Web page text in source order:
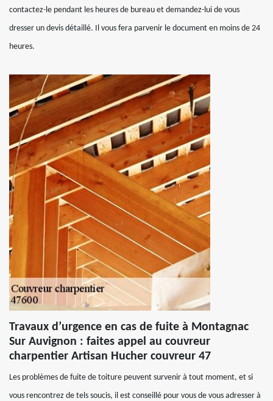
contactez-le pendant les heures de bureau et demandez-lui de vous
dresser un devis détaillé. Il vous fera parvenir le document en moins de 24
heures.
Travaux d’urgence en cas de fuite à Montagnac
Sur Auvignon : faites appel au couvreur
charpentier Artisan Hucher couvreur 47
Les problèmes de fuite de toiture peuvent survenir à tout moment, et si
vous rencontrez de tels soucis, il est conseillé pour vous de vous adresser à